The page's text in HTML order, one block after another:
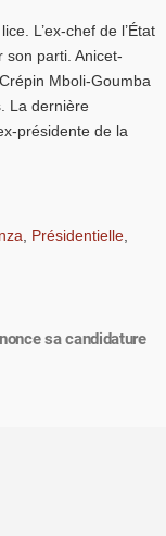
L’ex-chef de l’État
son parti. Anicet-
Mboli-Goumba
La dernière
présidente de la
Présidentielle
sa candidature